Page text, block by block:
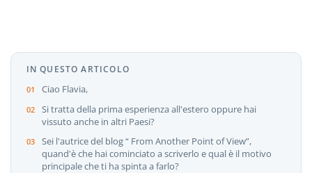
IN QUESTO ARTICOLO
Ciao Flavia,
Si tratta della prima esperienza all'estero oppure hai
vissuto anche in altri Paesi?
Sei l'autrice del blog “ From Another Point of View”,
quand'è che hai cominciato a scriverlo e qual è il motivo
principale che ti ha spinta a farlo?